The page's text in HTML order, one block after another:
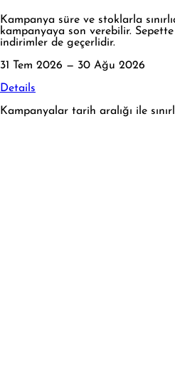
Kampanya süre ve stoklarla
kampanyaya son verebilir.
indirimler de geçerlidir.
31 Tem 2026 — 30 Ağu 2026
Details
Kampanyalar tarih aralığı ile